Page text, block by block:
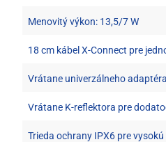
Menovitý výkon: 13,5/7 W
18 cm kábel X-Connect pre
Vrátane univerzálneho
Vrátane K-reflektora pre
Trieda ochrany IPX6 pre